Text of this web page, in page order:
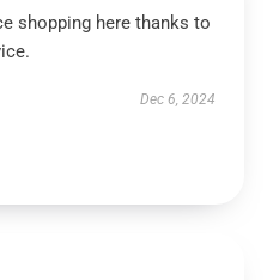
shopping here thanks to
Dec 6, 2024